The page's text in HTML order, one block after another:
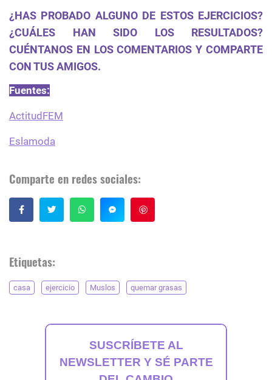
¿HAS PROBADO ALGUNO DE ESTOS EJERCICIOS?
¿CUÁLES HAN SIDO LOS RESULTADOS?
CUÉNTANOS EN LOS COMENTARIOS Y COMPARTE
CON TUS AMIGOS.
Fuentes:
ActitudFEM
Eslamoda
Comparte en redes sociales:
Etiquetas:
casa ejercicio Muslos quemar grasas
SUSCRÍBETE AL
NEWSLETTER Y SÉ PARTE